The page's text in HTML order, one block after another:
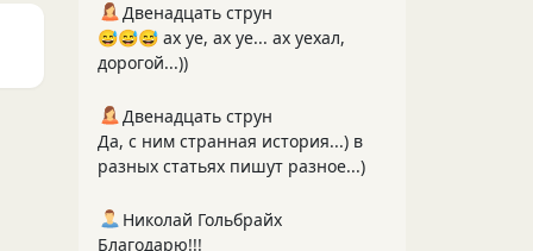
Двенадцать струн
😅😅😅 ах уе, ах уе... ах уехал,
дорогой...))
Двенадцать струн
Да, с ним странная история...) в
разных статьях пишут разное...)
Николай Гольбрайх
Благодарю!!!